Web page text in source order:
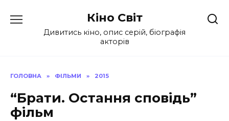
до
Кіно Світ
Дивитись кіно, опис серій, біографія
акторів
ГОЛОВНА » ФІЛЬМИ » 2015
“Брати. Остання сповідь”
фільм